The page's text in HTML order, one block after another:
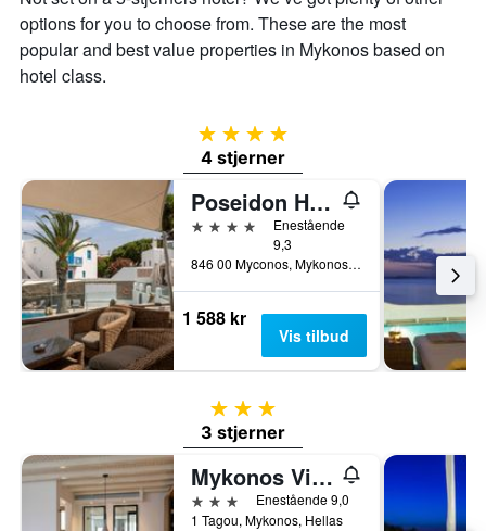
options for you to choose from. These are the most
popular and best value properties in Mykonos based on
hotel class.
4 stjerner
4 stjerner
Poseidon Hotel Suites
4 stjerner
Enestående
9,3
846 00 Myconos, Mykonos, Hellas
1 588 kr
Vis tilbud
3 stjerner
3 stjerner
Mykonos View
3 stjernerEnestående 9,0
1 Tagou, Mykonos, Hellas